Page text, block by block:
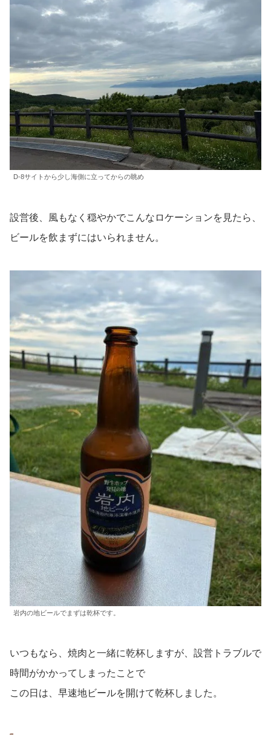
D-8サイトから少し海側に立ってからの眺め
設営後、風もなく穏やかでこんなロケーションを見たら、
ビールを飲まずにはいられません。
岩内の地ビールでまずは乾杯です。
いつもなら、焼肉と一緒に乾杯しますが、設営トラブルで
時間がかかってしまったことで
この日は、早速地ビールを開けて乾杯しました。